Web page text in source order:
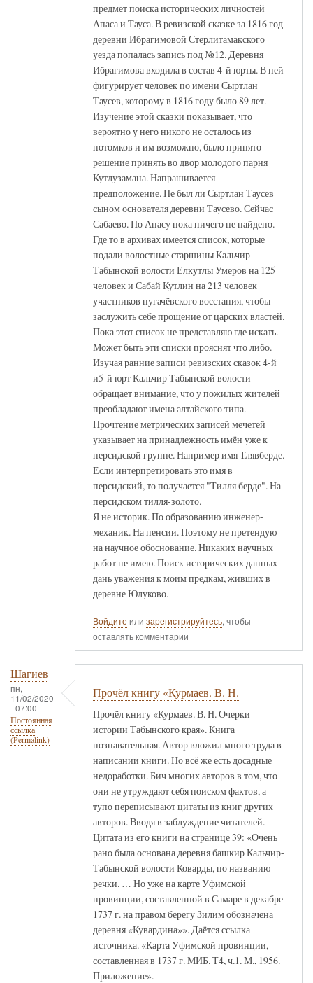
предмет поиска исторических личностей
Апаса и Тауса. В ревизской сказке за 1816 год
деревни Ибрагимовой Стерлитамакского
уезда попалась запись под №12. Деревня
Ибрагимова входила в состав 4-й юрты. В ней
фигурирует человек по имени Сыртлан
Таусев, которому в 1816 году было 89 лет.
Изучение этой сказки показывает, что
вероятно у него никого не осталось из
потомков и им возможно, было принято
решение принять во двор молодого парня
Кутлузамана. Напрашивается
предположение. Не был ли Сыртлан Таусев
сыном основателя деревни Таусево. Сейчас
Сабаево. По Апасу пока ничего не найдено.
Где то в архивах имеется список, которые
подали волостные старшины Кальчир
Табынской волости Елкутлы Умеров на 125
человек и Сабай Кутлин на 213 человек
участников пугачёвского восстания, чтобы
заслужить себе прощение от царских властей.
Пока этот список не представляю где искать.
Может быть эти списки прояснят что либо.
Изучая ранние записи ревизских сказок 4-й
и5-й юрт Кальчир Табынской волости
обращает внимание, что у пожилых жителей
преобладают имена алтайского типа.
Прочтение метрических записей мечетей
указывает на принадлежность имён уже к
персидской группе. Например имя Тлявберде.
Если интерпретировать это имя в
персидский, то получается "Тилля берде". На
персидском тилля-золото.
Я не историк. По образованию инженер-
механик. На пенсии. Поэтому не претендую
на научное обоснование. Никаких научных
работ не имею. Поиск исторических данных -
дань уважения к моим предкам, живших в
деревне Юлуково.
Войдите или зарегистрируйтесь, чтобы
оставлять комментарии
Шагиев
пн,
11/02/2020
- 07:00
Постоянная
ссылка
(Permalink)
Прочёл книгу «Курмаев. В. Н.
Прочёл книгу «Курмаев. В. Н. Очерки
истории Табынского края». Книга
познавательная. Автор вложил много труда в
написании книги. Но всё же есть досадные
недоработки. Бич многих авторов в том, что
они не утруждают себя поиском фактов, а
тупо переписывают цитаты из книг других
авторов. Вводя в заблуждение читателей.
Цитата из его книги на странице 39: «Очень
рано была основана деревня башкир Кальчир-
Табынской волости Коварды, по названию
речки. … Но уже на карте Уфимской
провинции, составленной в Самаре в декабре
1737 г. на правом берегу Зилим обозначена
деревня «Кувардина»». Даётся ссылка
источника. «Карта Уфимской провинции,
составленная в 1737 г. МИБ. Т4, ч.1. М., 1956.
Приложение».